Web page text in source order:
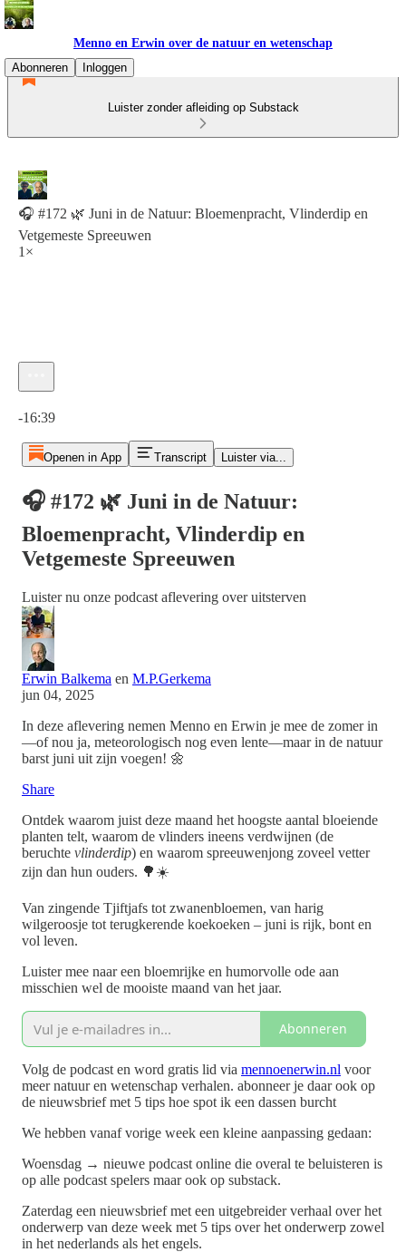
Menno en Erwin over de natuur en wetenschap
Abonneren
Inloggen
Luister zonder afleiding op Substack
🎧 #172 🌿 Juni in de Natuur: Bloemenpracht, Vlinderdip en
Vetgemeste Spreeuwen
1×
-16:39
Openen in App Transcript Luister via...
🎧 #172 🌿 Juni in de Natuur:
Bloemenpracht, Vlinderdip en
Vetgemeste Spreeuwen
Luister nu onze podcast aflevering over uitsterven
Erwin Balkema en M.P.Gerkema
jun 04, 2025
In deze aflevering nemen Menno en Erwin je mee de zomer in
—of nou ja, meteorologisch nog even lente—maar in de natuur
barst juni uit zijn voegen! 🌼
Share
Ontdek waarom juist deze maand het hoogste aantal bloeiende
planten telt, waarom de vlinders ineens verdwijnen (de
beruchte vlinderdip) en waarom spreeuwenjong zoveel vetter
zijn dan hun ouders. 🌳☀️
Van zingende Tjiftjafs tot zwanenbloemen, van harig
wilgeroosje tot terugkerende koekoeken – juni is rijk, bont en
vol leven.
Luister mee naar een bloemrijke en humorvolle ode aan
misschien wel de mooiste maand van het jaar.
Abonneren
Volg de podcast en word gratis lid via mennoenerwin.nl voor
meer natuur en wetenschap verhalen. abonneer je daar ook op
de nieuwsbrief met 5 tips hoe spot ik een dassen burcht
We hebben vanaf vorige week een kleine aanpassing gedaan:
Woensdag → nieuwe podcast online die overal te beluisteren is
op alle podcast spelers maar ook op substack.
Zaterdag een nieuwsbrief met een uitgebreider verhaal over het
onderwerp van deze week met 5 tips over het onderwerp zowel
in het nederlands als het engels.